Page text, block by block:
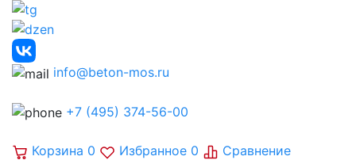
info@beton-mos.ru
+7 (495) 374-56-00
Корзина 0 Избранное 0 Сравнение